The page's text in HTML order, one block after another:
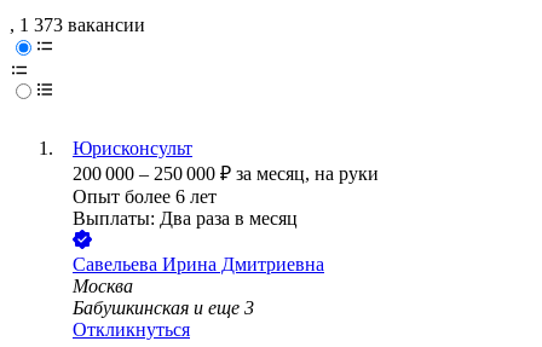
, 1 373 вакансии
Юрисконсульт
200 000 – 250 000 ₽ за месяц, на руки
Опыт более 6 лет
Выплаты: Два раза в месяц
Савельева Ирина Дмитриевна
Москва
Бабушкинская и еще 3
Откликнуться